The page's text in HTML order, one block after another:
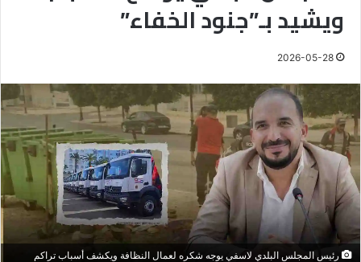
ويشيد بـ”جنود الخفاء”
2026-05-28
رئيس المجلس البلدي لاسفي يوجه شكره لعمال النظافة ويكشف أسباب تراكم